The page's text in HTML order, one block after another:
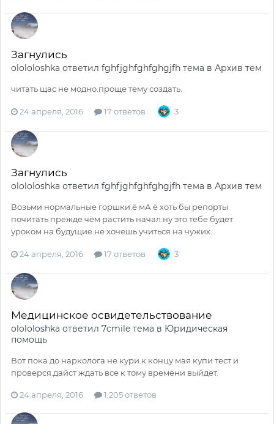
Загнулись
olololoshka ответил fghfjghfghfghgjfh тема в Архив тем
читать щас не модно.проще тему создать.
24 апреля, 2016 17 ответов 3
Загнулись
olololoshka ответил fghfjghfghfghgjfh тема в Архив тем
Возьми нормальные горшки.ё мА ё хоть бы репорты
почитать прежде чем растить начал.ну это тебе будет
уроком на будущие.не хочешь учиться на чужих...
24 апреля, 2016 17 ответов 3
Медицинское освидетельствование
olololoshka ответил 7cmile тема в Юридическая
помощь
Вот пока до нарколога не кури.к концу мая купи тест и
проверся.дайст ждать все к тому времени выйдет.
24 апреля, 2016 1,205 ответов